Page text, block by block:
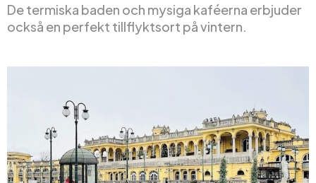
De termiska baden och mysiga kaféerna erbjuder
också en perfekt tillflyktsort på vintern.